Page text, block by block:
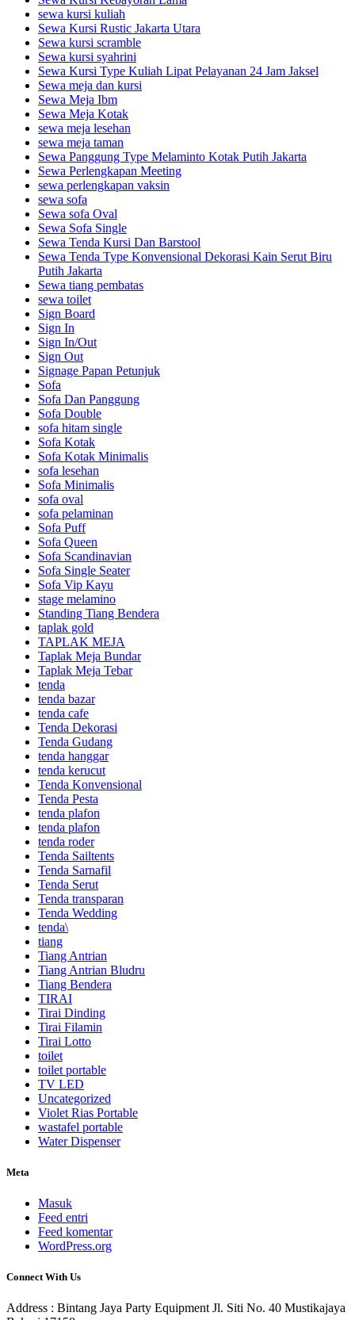
sewa kursi kuliah
Sewa Kursi Rustic Jakarta Utara
Sewa kursi scramble
Sewa kursi syahrini
Sewa Kursi Type Kuliah Lipat Pelayanan 24 Jam Jaksel
Sewa meja dan kursi
Sewa Meja Ibm
Sewa Meja Kotak
sewa meja lesehan
sewa meja taman
Sewa Panggung Type Melaminto Kotak Putih Jakarta
Sewa Perlengkapan Meeting
sewa perlengkapan vaksin
sewa sofa
Sewa sofa Oval
Sewa Sofa Single
Sewa Tenda Kursi Dan Barstool
Sewa Tenda Type Konvensional Dekorasi Kain Serut Biru
Putih Jakarta
Sewa tiang pembatas
sewa toilet
Sign Board
Sign In
Sign In/Out
Sign Out
Signage Papan Petunjuk
Sofa
Sofa Dan Panggung
Sofa Double
sofa hitam single
Sofa Kotak
Sofa Kotak Minimalis
sofa lesehan
Sofa Minimalis
sofa oval
sofa pelaminan
Sofa Puff
Sofa Queen
Sofa Scandinavian
Sofa Single Seater
Sofa Vip Kayu
stage melamino
Standing Tiang Bendera
taplak gold
TAPLAK MEJA
Taplak Meja Bundar
Taplak Meja Tebar
tenda
tenda bazar
tenda cafe
Tenda Dekorasi
Tenda Gudang
tenda hanggar
tenda kerucut
Tenda Konvensional
Tenda Pesta
tenda plafon
tenda plafon
tenda roder
Tenda Sailtents
Tenda Sarnafil
Tenda Serut
Tenda transparan
Tenda Wedding
tenda\
tiang
Tiang Antrian
Tiang Antrian Bludru
Tiang Bendera
TIRAI
Tirai Dinding
Tirai Filamin
Tirai Lotto
toilet
toilet portable
TV LED
Uncategorized
Violet Rias Portable
wastafel portable
Water Dispenser
Meta
Masuk
Feed entri
Feed komentar
WordPress.org
Connect With Us
Address : Bintang Jaya Party Equipment Jl. Siti No. 40 Mustikajaya